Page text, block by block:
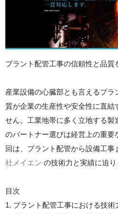
プラント配管工事の信頼性と品質
産業設備の心臓部とも言えるプ
質が企業の生産性や安全性に直結
せん。工業地帯に多く立地する
のパートナー選びは経営上の重要
回は、プラント配管から設備工
社メイエン の技術力と実績に迫り
目次
1. プラント配管工事における技術